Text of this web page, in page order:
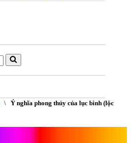
\ Ý nghĩa phong thủy của lục bình (lộc